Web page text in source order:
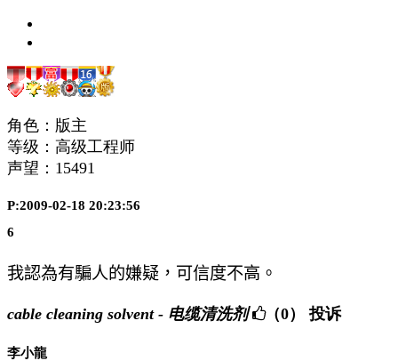
角色：版主
等级：高级工程师
声望： 15491
P:2009-02-18 20:23:56
6
我認為有騙人的嫌疑，可信度不高。
cable cleaning solvent - 电缆清洗剂 （0） 投诉
李小龍